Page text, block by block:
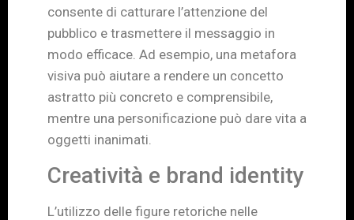
consente di catturare l’attenzione del
pubblico e trasmettere il messaggio in
modo efficace. Ad esempio, una metafora
visiva può aiutare a rendere un concetto
astratto più concreto e comprensibile,
mentre una personificazione può dare vita a
oggetti inanimati.
Creatività e brand identity
L’utilizzo delle figure retoriche nelle